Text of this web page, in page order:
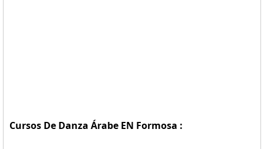
Cursos De Danza Árabe EN Formosa :